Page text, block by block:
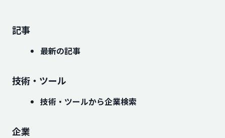
記事
最新の記事
技術・ツール
技術・ツールから企業検索
企業